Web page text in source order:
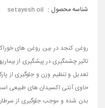
شناسه محصول : setayesh oil
روغن کنجد در بین روغن های
تاثیر چشمگیری در پیشگیری از
تعدیل و تنظیم وزن و جلوگیری از
حاوی آنتی اکسیدان های طبیعی
بدن شده و موجب جلوگیری از